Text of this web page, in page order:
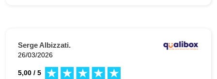
Serge Albizzati.
26/03/2026
5,00 / 5